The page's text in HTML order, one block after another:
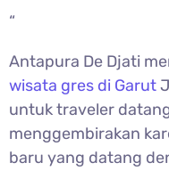
“
Antapura De Djati
wisata gres di Garut
untuk traveler
menggembirakan
baru yang datang